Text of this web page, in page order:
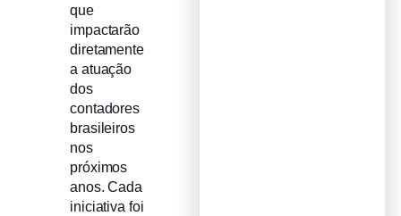
que
impactarão
diretamente
a atuação
dos
contadores
brasileiros
nos
próximos
anos. Cada
iniciativa foi